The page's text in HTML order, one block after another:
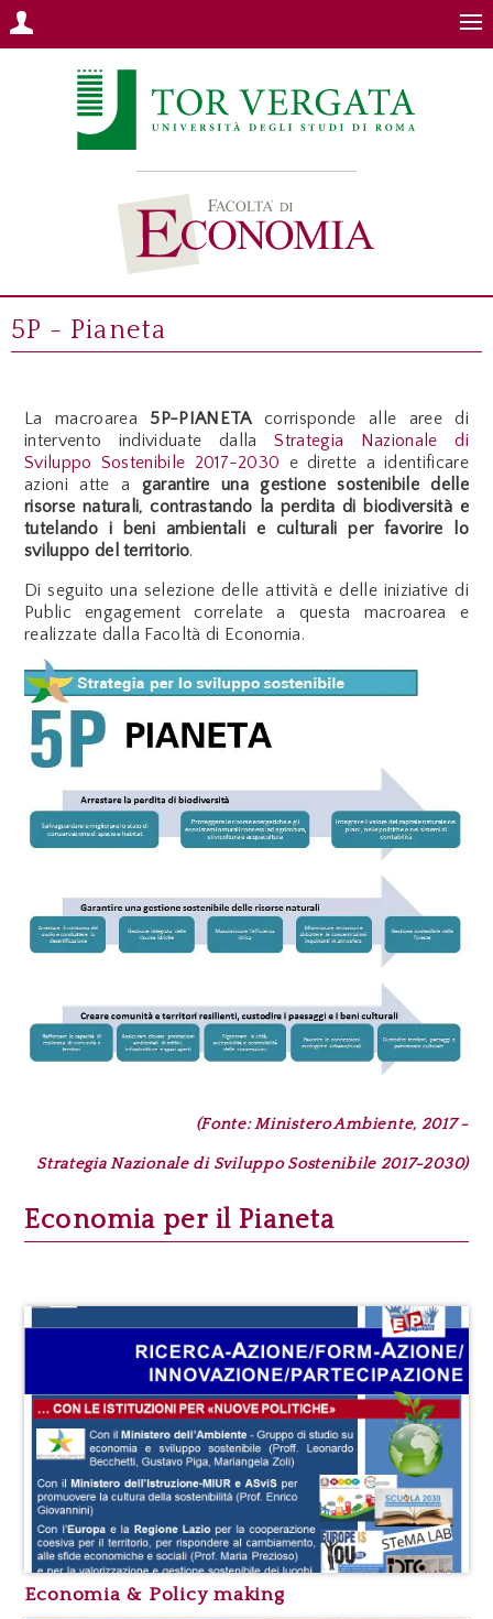
5P - Pianeta
La macroarea 5P-PIANETA corrisponde alle aree di
intervento individuate dallaStrategia Nazionale di
Sviluppo Sostenibile 2017-2030 e dirette a identificare
azioni atte a garantire una gestione sostenibile delle
risorse naturali, contrastando la perdita di biodiversità e
tutelando i beni ambientali e culturali per favorire lo
sviluppo del territorio.
Di seguito una selezione delle attività e delle iniziative di
Public engagement correlate a questa macroarea e
realizzate dalla Facoltà di Economia.
(Fonte: Ministero Ambiente, 2017 -
Strategia Nazionale di Sviluppo Sostenibile 2017-2030)
Economia per il Pianeta
Economia & Policy making